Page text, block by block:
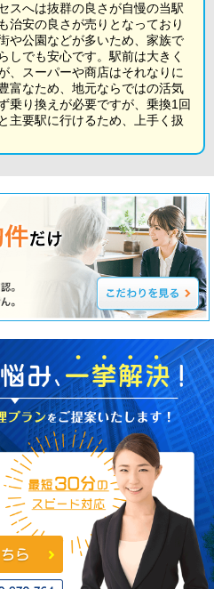
スへは抜群の良さが自慢の当駅
治安の良さが売りとなっており
や公園などが多いため、家族で
しでも安心です。駅前は大きく
、スーパーや商店はそれなりに
富なため、地元ならではの活気
乗り換えが必要ですが、乗換1回
主要駅に行けるため、上手く扱